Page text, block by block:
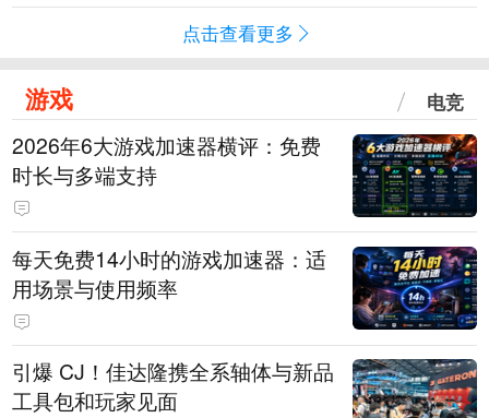
点击查看更多
游戏 电竞
2026年6大游戏加速器横评：免费
时长与多端支持
每天免费14小时的游戏加速器：适
用场景与使用频率
引爆 CJ！佳达隆携全系轴体与新品
工具包和玩家见面